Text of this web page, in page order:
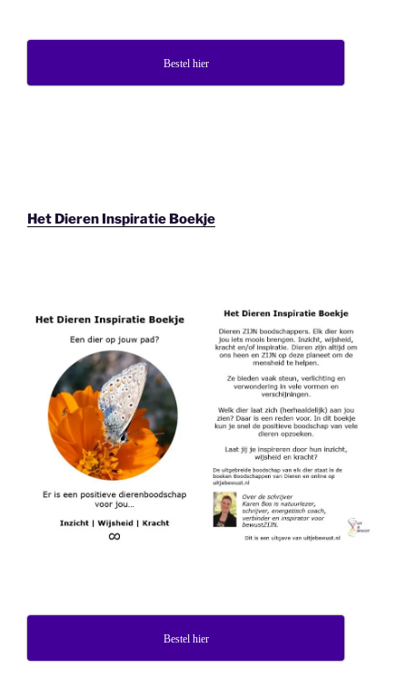
Bestel hier
Het Dieren Inspiratie Boekje
Bestel hier